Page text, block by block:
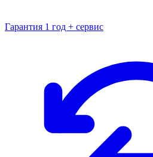
Гарантия 1 год + сервис